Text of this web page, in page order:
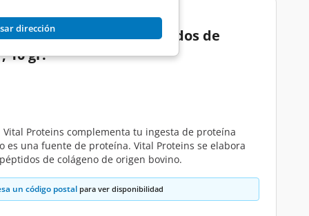
direcciónVital Proteins Péptidos de
10 gr.
Proteins complementa tu ingesta de proteína
es una fuente de proteína. Vital Proteins se elabora
de colágeno de origen bovino.
un código postal para ver disponibilidad